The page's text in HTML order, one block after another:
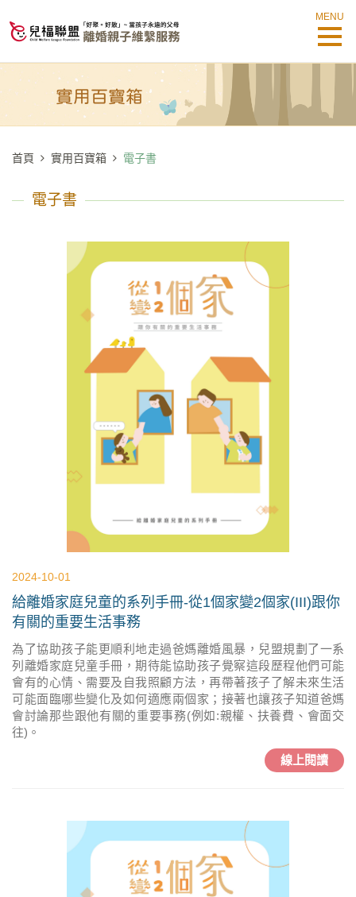
MENU
首頁 實用百寶箱 電子書
電子書
2024-10-01
給離婚家庭兒童的系列手冊-從1個家變2個家(III)跟你
有關的重要生活事務
為了協助孩子能更順利地走過爸媽離婚風暴，兒盟規劃了一系
列離婚家庭兒童手冊，期待能協助孩子覺察這段歷程他們可能
會有的心情、需要及自我照顧方法，再帶著孩子了解未來生活
可能面臨哪些變化及如何適應兩個家；接著也讓孩子知道爸媽
會討論那些跟他有關的重要事務(例如:親權、扶養費、會面交
往)。
線上閱讀